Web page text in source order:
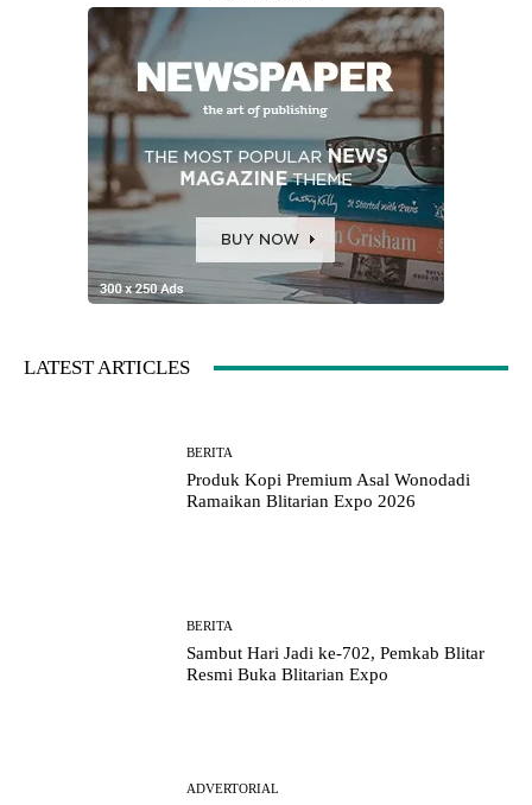
LATEST ARTICLES
BERITA
Produk Kopi Premium Asal Wonodadi
Ramaikan Blitarian Expo 2026
BERITA
Sambut Hari Jadi ke-702, Pemkab Blitar
Resmi Buka Blitarian Expo
ADVERTORIAL